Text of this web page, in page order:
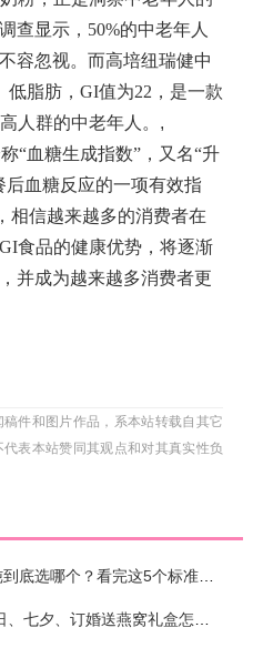
查显示，50%的中老年人
容忽视。而高培纽瑞健中
脂肪，GI值为22，是一款
人群的中老年人。 ,
“血糖生成指数”，又名“升
血糖反应的一项有效指
相信越来越多的消费者在
食品的健康优势，将逐渐
并成为越来越多消费者更
件和图片作品，系本站转载自其它
表本站赞同其观点和对其真实性负
孕早期想买燕窝，干燕窝和鲜炖到底选哪个？看完这5个标准再下单